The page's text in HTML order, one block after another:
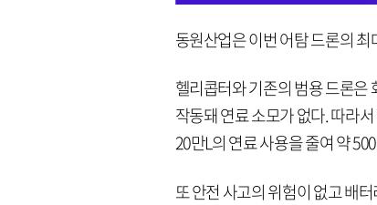
동원산업은 이번 어탐 드론의
헬리콥터와 기존의 범용 드론은
작동돼 연료 소모가 없다. 따라
20만L의 연료 사용을 줄여 약
또 안전 사고의 위험이 없고 배